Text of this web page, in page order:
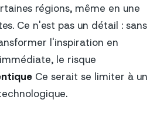
régions, même en une
Ce n'est pas un détail : sans
l'inspiration en
le risque
Ce serait se limiter à un